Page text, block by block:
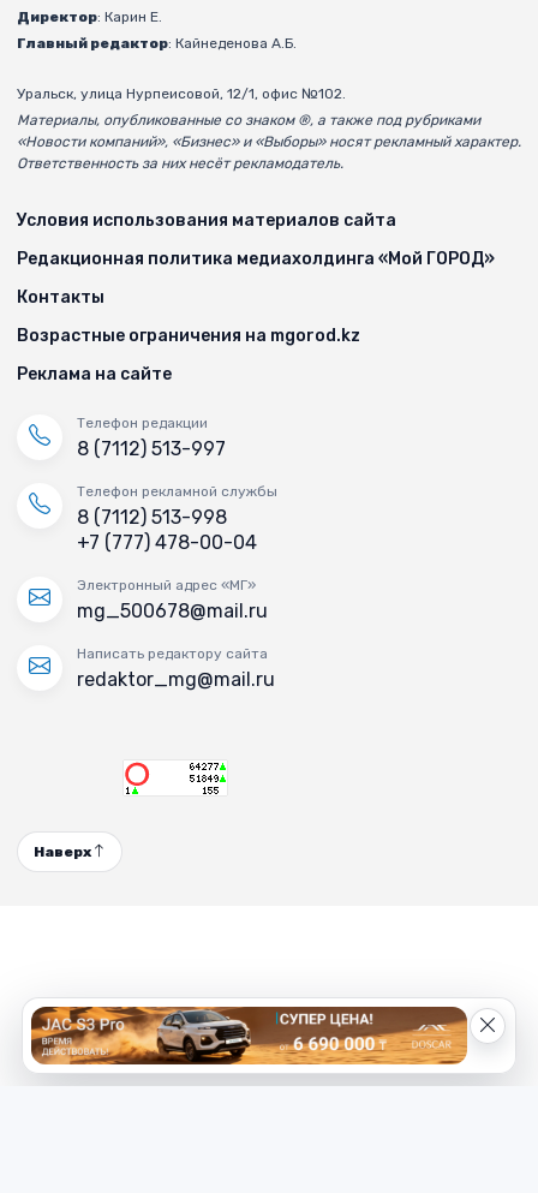
Директор: Карин Е.
Главный редактор: Кайнеденова А.Б.
Уральск, улица Нурпеисовой, 12/1, офис №102.
Материалы, опубликованные со знаком ®, а также под рубриками
«Новости компаний», «Бизнес» и «Выборы» носят рекламный характер.
Ответственность за них несёт рекламодатель.
Условия использования материалов сайта
Редакционная политика медиахолдинга «Мой ГОРОД»
Контакты
Возрастные ограничения на mgorod.kz
Реклама на сайте
Телефон редакции
8 (7112) 513-997
Телефон рекламной службы
8 (7112) 513-998
+7 (777) 478-00-04
Электронный адрес «МГ»
mg_500678@mail.ru
Написать редактору сайта
redaktor_mg@mail.ru
Наверх